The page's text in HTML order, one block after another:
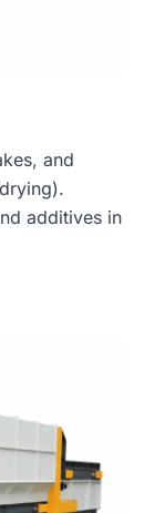
and
additives in